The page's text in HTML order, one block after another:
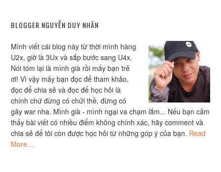
BLOGGER NGUYỄN DUY NHÂN
Mình viết cái blog này từ thời mình hàng
U2x, giờ là 3Ux và sắp bước sang U4x.
Nói tóm lại là mình già rồi mấy bạn trẻ
ơi! Vì vậy mấy bạn đọc để tham khảo,
đọc để chia sẻ và đọc để học hỏi là
chính chứ đừng có chửi thề, đừng có
gây war nha. Mình già - mình ngại va chạm lắm... Nếu bạn cảm
thấy bài viết có nhiều điểm không chính xác, hãy comment và
chia sẻ để tôi còn được học hỏi từ những góp ý của bạn. Read
More…